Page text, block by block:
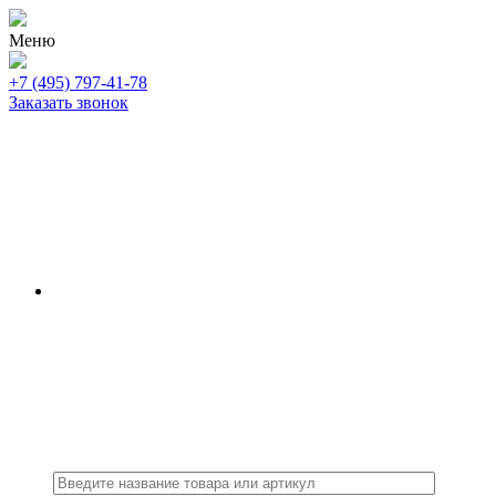
Меню
+7 (495) 797-41-78
Заказать звонок